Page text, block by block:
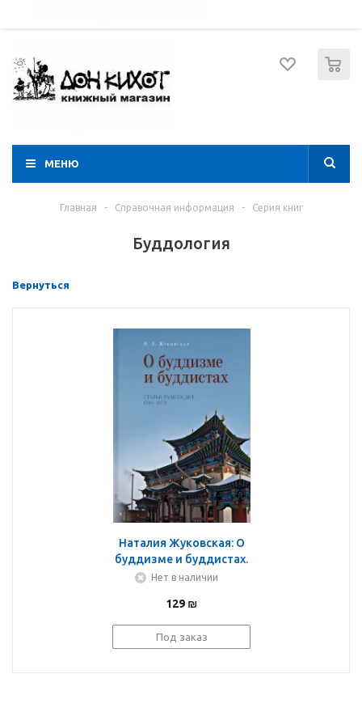
МЕНЮ
Главная - Справочная информация - Серия книг
Буддология
Вернуться
Наталия Жуковская: О
буддизме и буддистах.
Статьи разных лет.
Нет в наличии
129 ₪
Под заказ